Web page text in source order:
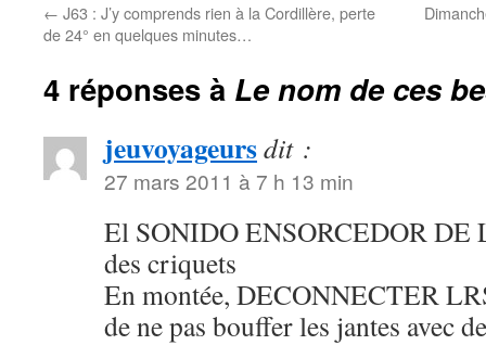
← J63 : J’y comprends rien à la Cordillère, perte
de 24° en quelques minutes…
4 réponses à Le nom de ces
jeuvoyageursdit :
27 mars 2011 à 7 h 13 min
El SONIDO ENSORCEDOR DE
des criquets
En montée, DECONNECTER
de ne pas bouffer les jantes avec